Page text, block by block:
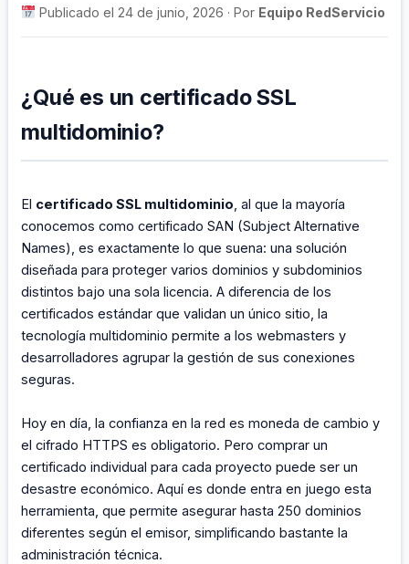
Publicado el 24 de junio, 2026 · Por Equipo RedServicio
¿Qué es un certificado SSL
multidominio?
El certificado SSL multidominio, al que la mayoría
conocemos como certificado SAN (Subject Alternative
Names), es exactamente lo que suena: una solución
diseñada para proteger varios dominios y subdominios
distintos bajo una sola licencia. A diferencia de los
certificados estándar que validan un único sitio, la
tecnología multidominio permite a los webmasters y
desarrolladores agrupar la gestión de sus conexiones
seguras.
Hoy en día, la confianza en la red es moneda de cambio y
el cifrado HTTPS es obligatorio. Pero comprar un
certificado individual para cada proyecto puede ser un
desastre económico. Aquí es donde entra en juego esta
herramienta, que permite asegurar hasta 250 dominios
diferentes según el emisor, simplificando bastante la
administración técnica.